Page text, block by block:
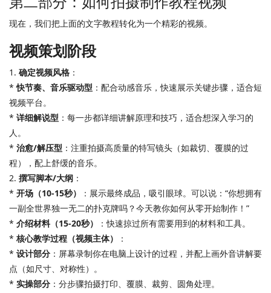
现在，我们把上面的文字教程转化为一个精彩的视频。
视频策划阶段
1. 确定视频风格 ：
*快节奏、音乐驱动型 ：配合动感音乐，快速展示关键步骤，适合短
视频平台。
* 详细解说型 ：每一步都详细讲解原理和技巧，适合想深入学习的
人。
* 治愈/解压型 ：注重拍摄高质量的特写镜头（如裁切、覆膜的过
程），配上舒缓的音乐。
2. 撰写脚本/大纲 ：
* 开场（10-15秒）
：展示最终成品，吸引眼球。可以说：“你想拥有
一副全世界独一无二的扑克牌吗？今天教你如何从零开始制作！”
* 介绍材料（15-20秒）
：快速掠过所有需要用到的材料和工具。
* 核心教学过程（视频主体）
：
* 设计部分 ：屏幕录制你在电脑上设计的过程，并配上画外音讲解要
点（如尺寸、对称性）。
* 实操部分 ：分步骤拍摄打印、覆膜、裁剪、圆角处理。